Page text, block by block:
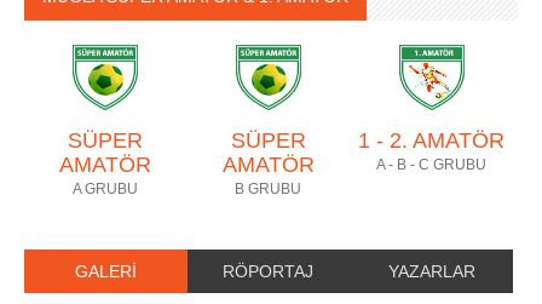
SÜPER
AMATÖR
A GRUBU
SÜPER
AMATÖR
B GRUBU
1 - 2. AMATÖR
A - B - C GRUBU
GALERİ RÖPORTAJ YAZARLAR